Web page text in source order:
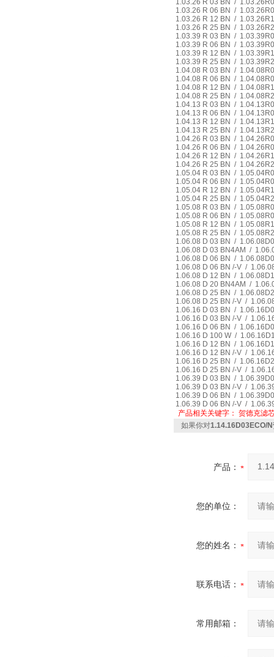
1.03.26 R 03 BN /
1.03.26 R 06 BN /
1.03.26 R 12 BN /
1.03.26 R 25 BN /
1.03.39 R 03 BN /
1.03.39 R 06 BN /
1.03.39 R 12 BN /
1.03.39 R 25 BN /
1.04.08 R 03 BN /
1.04.08 R 06 BN /
1.04.08 R 12 BN /
1.04.08 R 25 BN /
1.04.13 R 03 BN /
1.04.13 R 06 BN /
1.04.13 R 12 BN /
1.04.13 R 25 BN /
1.04.26 R 03 BN /
1.04.26 R 06 BN /
1.04.26 R 12 BN /
1.04.26 R 25 BN /
1.05.04 R 03 BN /
1.05.04 R 06 BN /
1.05.04 R 12 BN /
1.05.04 R 25 BN /
1.05.08 R 03 BN /
1.05.08 R 06 BN /
1.05.08 R 12 BN /
1.05.08 R 25 BN /
1.06.08 D 03 BN /
1.06.08 D 03 BN4AM /
1.06.08 D 06 BN /
1.06.08 D 06 BN /-V /
1.06.08 D 12 BN /
1.06.08 D 20 BN4AM /
1.06.08 D 25 BN /
1.06.08 D 25 BN /-V /
1.06.16 D 03 BN /
1.06.16 D 03 BN /-V /
1.06.16 D 06 BN /
1.06.16 D 100 W /
1.06.16 D 12 BN /
1.06.16 D 12 BN /-V /
1.06.16 D 25 BN /
1.06.16 D 25 BN /-V /
1.06.39 D 03 BN /
1.06.39 D 03 BN /-V /
1.06.39 D 06 BN /
1.06.39 D 06 BN /-V /
产品相关关键字： 贺德克滤
如果你对1.14.16D03ECO/
产品：
您的单位：
您的姓名：
联系电话：
常用邮箱：